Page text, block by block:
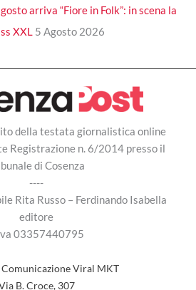
arriva “Fiore in Folk”: in scena la
XXL 5 Agosto 2026
della testata giornalistica online
Registrazione n. 6/2014 presso il
di Cosenza
----
Rita Russo – Ferdinando Isabella
editore
03357440795
Comunicazione Viral MKT
B. Croce, 307